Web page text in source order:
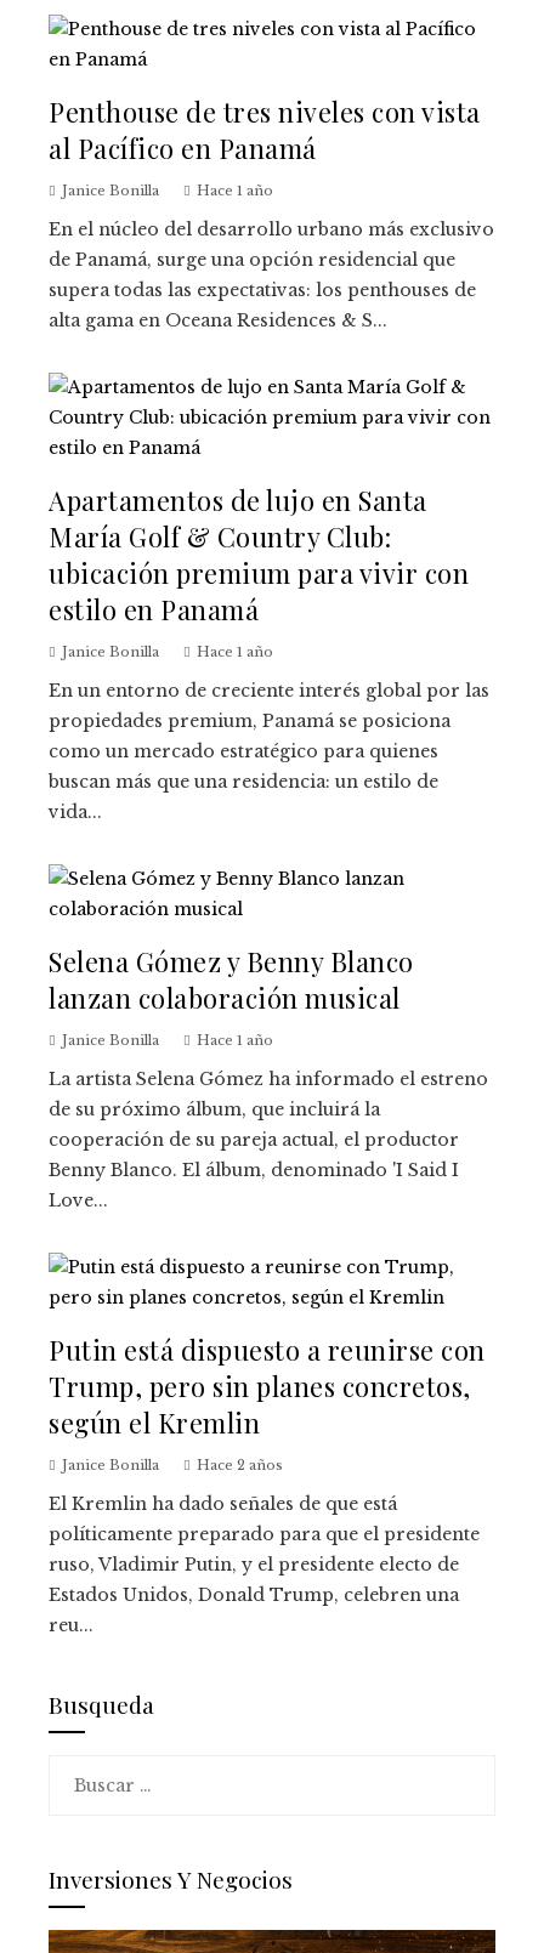
Penthouse de tres niveles con vista
al Pacífico en Panamá
Janice Bonilla Hace 1 año
En el núcleo del desarrollo urbano más exclusivo
de Panamá, surge una opción residencial que
supera todas las expectativas: los penthouses de
alta gama en Oceana Residences & S...
Apartamentos de lujo en Santa
María Golf & Country Club:
ubicación premium para vivir con
estilo en Panamá
Janice Bonilla Hace 1 año
En un entorno de creciente interés global por las
propiedades premium, Panamá se posiciona
como un mercado estratégico para quienes
buscan más que una residencia: un estilo de
vida...
Selena Gómez y Benny Blanco
lanzan colaboración musical
Janice Bonilla Hace 1 año
La artista Selena Gómez ha informado el estreno
de su próximo álbum, que incluirá la
cooperación de su pareja actual, el productor
Benny Blanco. El álbum, denominado 'I Said I
Love...
Putin está dispuesto a reunirse con
Trump, pero sin planes concretos,
según el Kremlin
Janice Bonilla Hace 2 años
El Kremlin ha dado señales de que está
políticamente preparado para que el presidente
ruso, Vladimir Putin, y el presidente electo de
Estados Unidos, Donald Trump, celebren una
reu...
Busqueda
Inversiones Y Negocios